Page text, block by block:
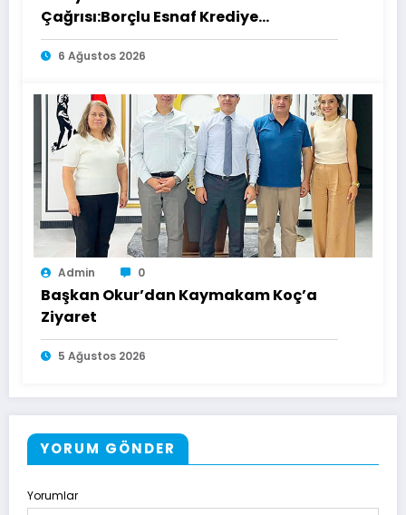
Çağrısı:Borçlu Esnaf Krediye
Ulaşamıyor
6 Ağustos 2026
Admin 0
Başkan Okur’dan Kaymakam Koç’a
Ziyaret
5 Ağustos 2026
YORUM GÖNDER
Yorumlar